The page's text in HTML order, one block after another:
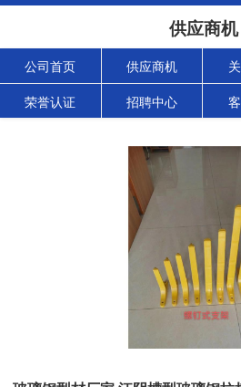
供应商机
公司首页 供应商机
荣誉认证 招聘中心